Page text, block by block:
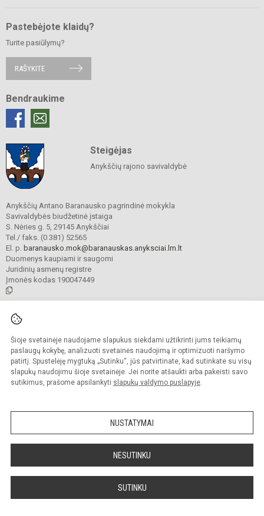
Šioje svetainėje naudojame slapukus siekdami užtikrinti jums teikiamų
paslaugų kokybę, analizuoti svetainės naudojimą ir optimizuoti naršymo
patirtį. Spustelėję mygtuką „Sutinku“, jūs patvirtinate, kad sutinkate su visų
slapukų naudojimu šioje svetainėje. Jei norite atšaukti arba pakeisti savo
sutikimus, prašome apsilankyti slapukų valdymo puslapyje.
NUSTATYMAI
NESUTINKU
SUTINKU
Pastebėjote klaidų?
Turite pasiūlymų?
RAŠYKITE
Bendraukime
Steigėjas
Anykščių rajono savivaldybė
Anykščių Antano Baranausko pagrindinė mokykla
Savivaldybės biudžetinė įstaiga
S. Nėries g. 5, 29145 Anykščiai
Tel./ faks. (0 381) 52565
El. p. baranausko.mok@baranauskas.anyksciai.lm.lt
Duomenys kaupiami ir saugomi
Juridinių asmenų registre
Įmonės kodas 190047449
Kopijuoti turinį be raštiško mokyklos administracijos sutikimo griežtai
draudžiama.
Prieinamumo paraiška Slapukų valdymas
Sumanus būdas atnaujinti